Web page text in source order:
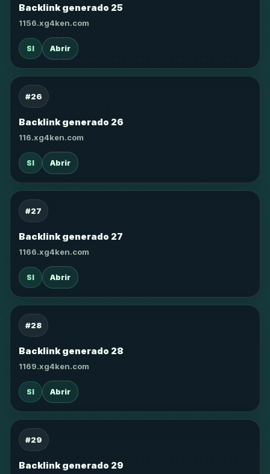
Backlink generado 25
1156.xg4ken.com
SI Abrir
#26
Backlink generado 26
116.xg4ken.com
SI Abrir
#27
Backlink generado 27
1166.xg4ken.com
SI Abrir
#28
Backlink generado 28
1169.xg4ken.com
SI Abrir
#29
Backlink generado 29